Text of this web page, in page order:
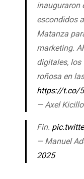
inauguraron
escondidos
Matanza
marketing.
digitales,
roñosa en
https://t.co/
— Axel
Fin.
— Manuel
2025